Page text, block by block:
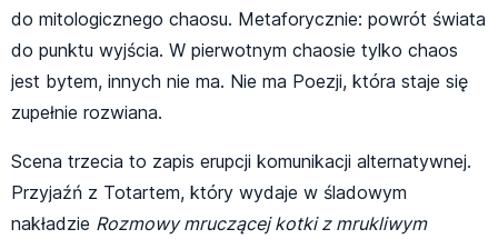
do mitologicznego chaosu. Metaforycznie: powrót świata
do punktu wyjścia. W pierwotnym chaosie tylko chaos
jest bytem, innych nie ma. Nie ma Poezji, która staje się
zupełnie rozwiana.
Scena trzecia to zapis erupcji komunikacji alternatywnej.
Przyjaźń z Totartem, który wydaje w śladowym
nakładzie Rozmowy mruczącej kotki z mrukliwym